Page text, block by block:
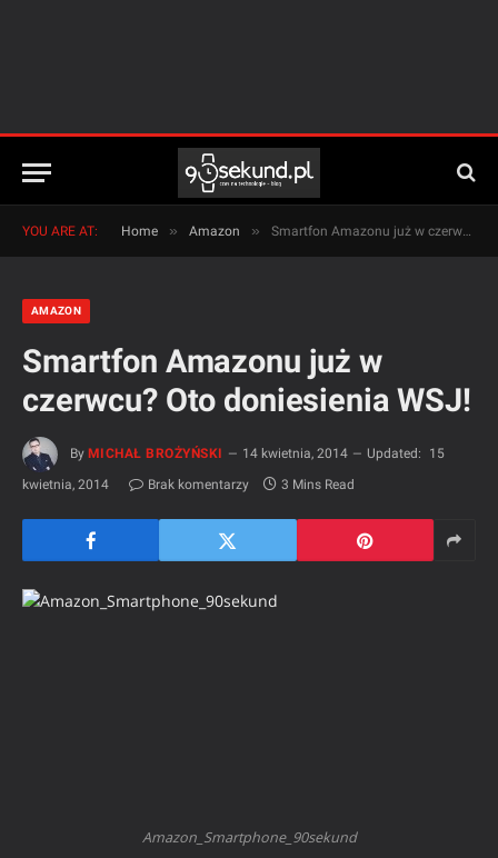
YOU ARE AT: Home » Amazon » Smartfon Amazonu już w czerwcu? Oto doniesienia WSJ!
AMAZON
Smartfon Amazonu już w
czerwcu? Oto doniesienia WSJ!
By MICHAŁ BROŻYŃSKI 14 kwietnia, 2014 Updated:
15
kwietnia, 2014
Brak komentarzy 3 Mins Read
Amazon_Smartphone_90sekund